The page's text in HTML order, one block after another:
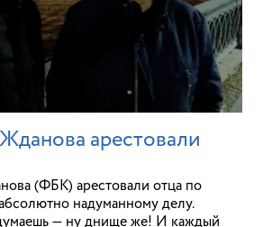
арестовали
(ФБК) арестовали отца по
надуманному делу.
— ну днище же! И каждый